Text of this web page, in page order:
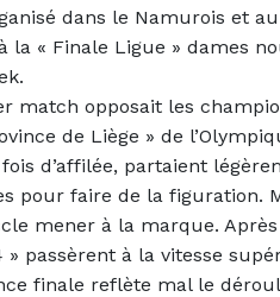
dans le Namurois et
la « Finale Ligue » dames
match opposait les
de Liège » de
d’affilée, partaient
pour faire de la figuration.
mener à la marque.
» passèrent à la vitesse
finale reflète mal le